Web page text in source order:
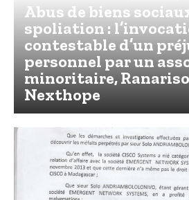
Abus de biens
spoliation :
contestable d’un
personnel par un
minoritaire,
Nexthope